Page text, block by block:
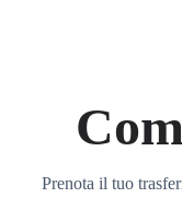
Prenota il tuo